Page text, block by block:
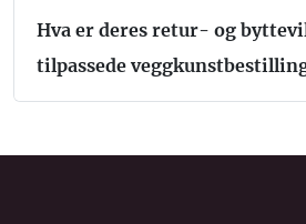
Hva er deres retur- og
tilpassede